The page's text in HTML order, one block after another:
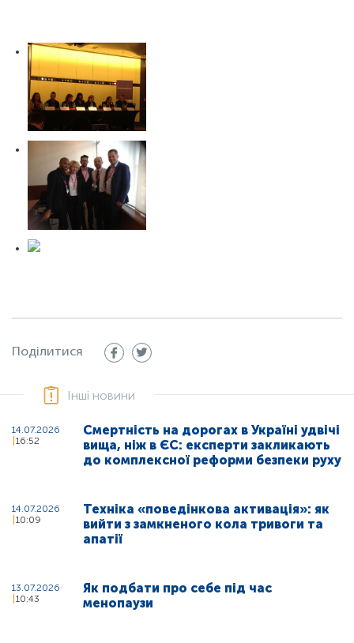
Поділитися
Інші новини
14.07.2026
16:52
Смертність на дорогах в Україні удвічі
вища, ніж в ЄС: експерти закликають
до комплексної реформи безпеки руху
14.07.2026
10:09
Техніка «поведінкова активація»: як
вийти з замкненого кола тривоги та
апатії
13.07.2026
10:43
Як подбати про себе під час
менопаузи